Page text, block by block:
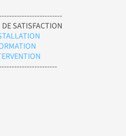
SATISFACTION